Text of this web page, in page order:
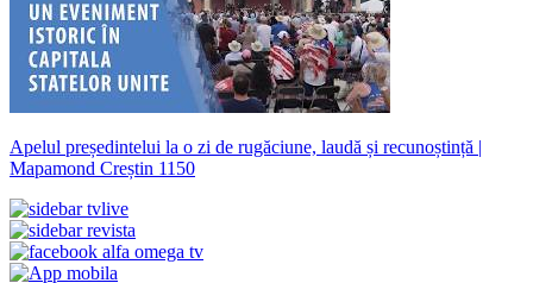
Apelul președintelui la o zi de rugăciune, laudă și recunoștință |
Mapamond Creștin 1150